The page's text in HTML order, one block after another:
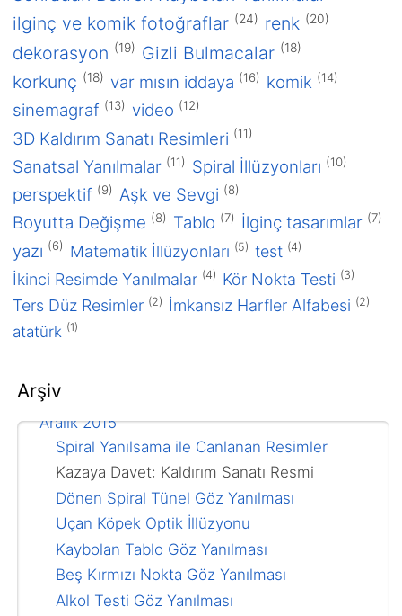
ilginç ve komik fotoğraflar (24) renk (20)
dekorasyon (19) Gizli Bulmacalar (18)
korkunç (18) var mısın iddaya (16) komik (14)
sinemagraf (13) video (12)
3D Kaldırım Sanatı Resimleri (11)
Sanatsal Yanılmalar (11) Spiral İllüzyonları (10)
perspektif (9) Aşk ve Sevgi (8)
Boyutta Değişme (8) Tablo (7) İlginç tasarımlar (7)
yazı (6) Matematik İllüzyonları (5) test (4)
İkinci Resimde Yanılmalar (4) Kör Nokta Testi (3)
Ters Düz Resimler (2) İmkansız Harfler Alfabesi (2)
atatürk (1)
Arşiv
2016
2015
Aralık 2015
Spiral Yanılsama ile Canlanan Resimler
Kazaya Davet: Kaldırım Sanatı Resmi
Dönen Spiral Tünel Göz Yanılması
Uçan Köpek Optik İllüzyonu
Kaybolan Tablo Göz Yanılması
Beş Kırmızı Nokta Göz Yanılması
Alkol Testi Göz Yanılması